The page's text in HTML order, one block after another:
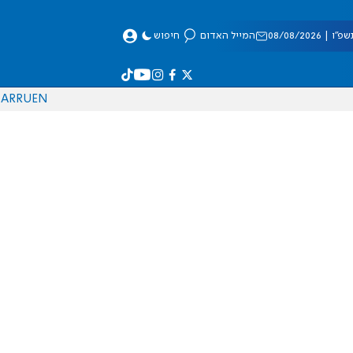
08/2026 המייל האדום חיפוש
EN
RU
AR